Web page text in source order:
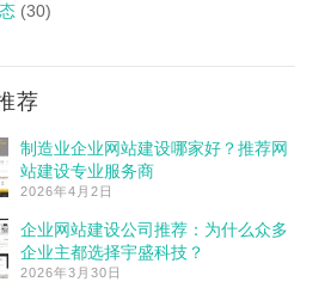
(30)
荐
制造业企业网站建设哪家好？推荐网
站建设专业服务商
2026年4月2日
企业网站建设公司推荐：为什么众多
企业主都选择宇盛科技？
2026年3月30日